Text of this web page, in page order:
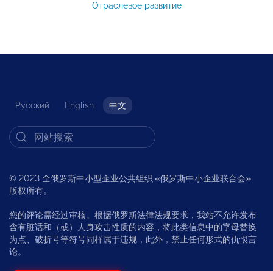
Отраслевое развитие
Русский English 中文
© 2023 全俄罗斯中小型企业公共组织 «俄罗斯中小企业联合会»
版权所有。
您的评论需经过审核。根据俄罗斯法律法规要求，我站不允许发布
含有脏话和（或）人身攻击性质的内容，将此类信息中的字母替换
为点、破折号等符号同样属于违规，此外，禁止任何形式的仇恨言
论。